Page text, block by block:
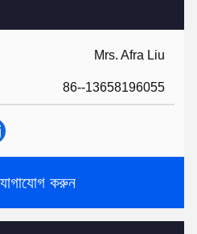
Mrs. Afra Liu
86--13658196055
করুন